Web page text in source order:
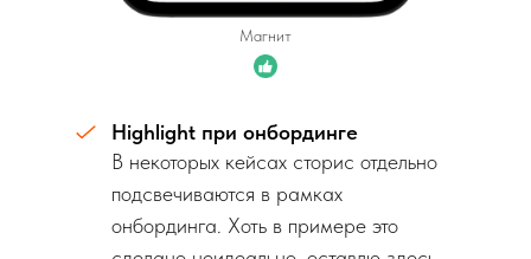
Магнит
Highlight при онбординге
В некоторых кейсах сторис отдельно
подсвечиваются в рамках
онбординга. Хоть в примере это